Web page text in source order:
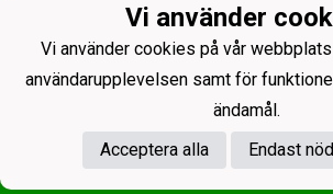
Powered by
Vi använder
Vi använder cookies på vår
användarupplevelsen samt för
ändamål.
Acceptera alla
Endast